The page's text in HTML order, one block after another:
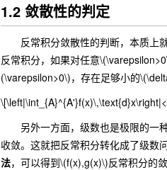
1.2 敛散性的判定
反常积分敛散性的判断，本质上就
反常积分，如果对任意
(\varepsilon>0\)，存在足够小的
另外一方面，级数也是极限的一种
收敛。这就把反常积分转化成了级数
法，可以得到\(f(x),g(x)\)反常积分的